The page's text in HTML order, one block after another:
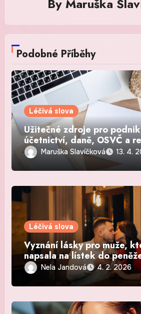
By Maruška
Podobné Příběhy
Léčivá slova
Užitečné zdroje pro
účetnictví, daně, OSVČ a
podnikání
Maruška Slavíčková 13. 4.
Léčivá slova
Vyznání lásky pro muže,
napsala na lístek do
Nela Jandová 4. 2. 2026